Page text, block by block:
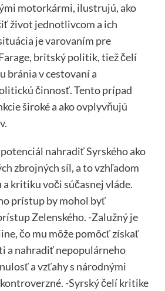
motorkármi, ilustrujú, ako
život jednotlivcom a ich
je varovaním pre
britský politik, tiež čelí
bránia v cestovaní a
činnosť. Tento prípad
široké a ako ovplyvňujú
nahradiť Syrského ako
zbrojných síl, a to vzhľadom
kritiku voči súčasnej vláde.
prístup by mohol byť
Zelenského. -Zalužný je
čo mu môže pomôcť získať
a nahradiť nepopulárneho
a vzťahy s národnými
-Syrský čelí kritike